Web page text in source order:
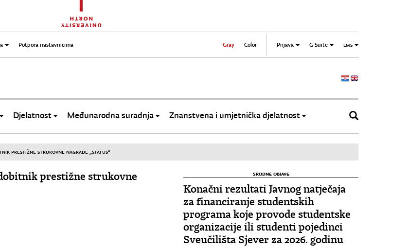
Potpora nastavnicima Gray Color Prijava G Suite LMS
Djelatnost Međunarodna suradnja Znanstvena i umjetnička djelatnost
PRESTIŽNE STRUKOVNE NAGRADE „STATUS“
prestižne strukovne
SRODNE OBJAVE
Konačni rezultati Javnog natječaja
za financiranje studentskih
programa koje provode studentske
organizacije ili studenti pojedinci
Sveučilišta Sjever za 2026. godinu